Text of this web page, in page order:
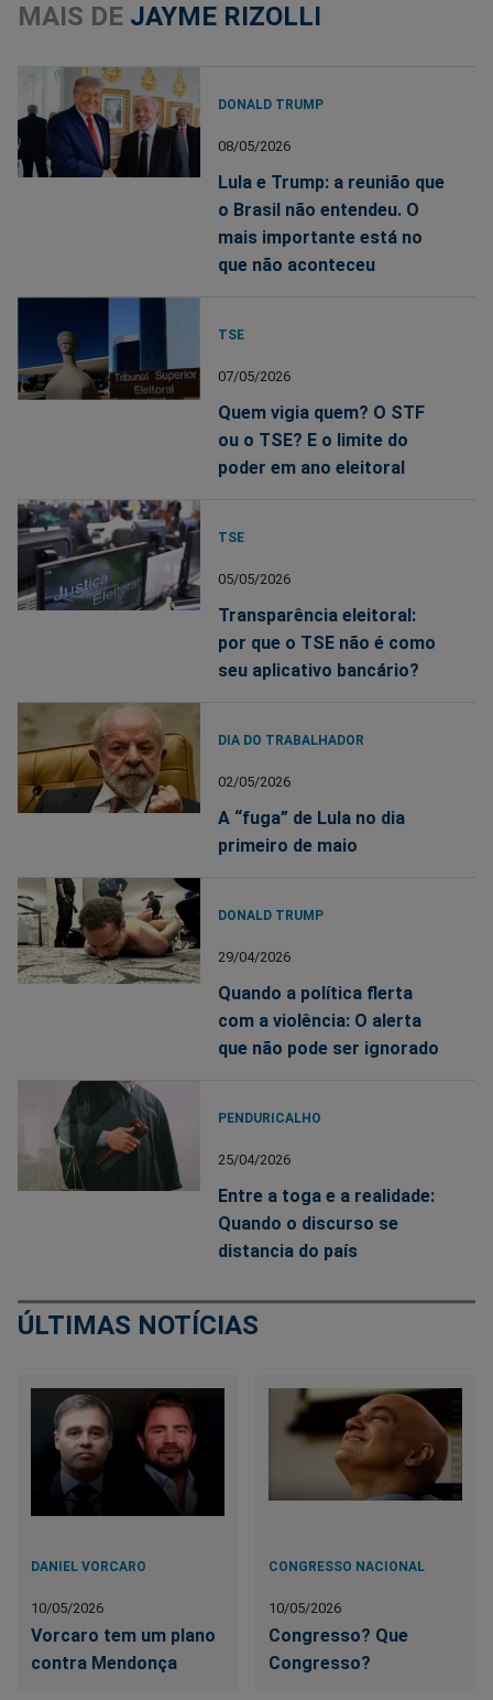
MAIS DE JAYME RIZOLLI
DONALD TRUMP
08/05/2026
Lula e Trump: a reunião que
o Brasil não entendeu. O
mais importante está no
que não aconteceu
TSE
07/05/2026
Quem vigia quem? O STF
ou o TSE? E o limite do
poder em ano eleitoral
TSE
05/05/2026
Transparência eleitoral:
por que o TSE não é como
seu aplicativo bancário?
DIA DO TRABALHADOR
02/05/2026
A “fuga” de Lula no dia
primeiro de maio
DONALD TRUMP
29/04/2026
Quando a política flerta
com a violência: O alerta
que não pode ser ignorado
PENDURICALHO
25/04/2026
Entre a toga e a realidade:
Quando o discurso se
distancia do país
ÚLTIMAS NOTÍCIAS
DANIEL VORCARO
10/05/2026
Vorcaro tem um plano
contra Mendonça
CONGRESSO NACIONAL
10/05/2026
Congresso? Que
Congresso?